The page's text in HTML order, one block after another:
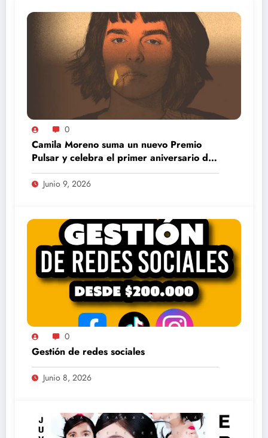
0
Camila Moreno suma un nuevo Premio
Pulsar y celebra el primer aniversario de
La Primera Luz
Junio 9, 2026
0
Gestión de redes sociales
Junio 8, 2026